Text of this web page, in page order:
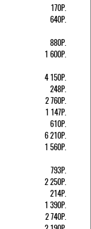
170Р.
640Р.
880Р.
1 600Р.
4 150Р.
248Р.
2 760Р.
1 147Р.
610Р.
6 210Р.
1 560Р.
793Р.
2 250Р.
214Р.
1 390Р.
2 740Р.